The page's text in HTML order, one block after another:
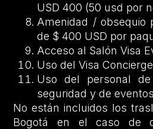
USD 400 (50 usd por
Amenidad / obsequio
de $ 400 USD por
Acceso al Salón Visa
Uso del Visa
Uso del personal
seguridad y de
No están incluidos los
Bogotá en el caso de